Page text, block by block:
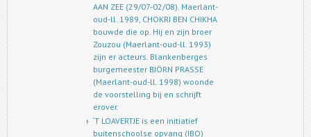
AAN ZEE (29/07-02/08). Maerlant-
oud-ll. 1989, CHOKRI BEN CHIKHA
bouwde die op. Hij en zijn broer
Zouzou (Maerlant-oud-ll. 1993)
zijn er acteurs. Blankenberges
burgemeester BJÖRN PRASSE
(Maerlant-oud-ll. 1998) woonde
de voorstelling bij en schrijft
erover.
‘T LOAVERTJE is een initiatief
buitenschoolse opvang (IBO)